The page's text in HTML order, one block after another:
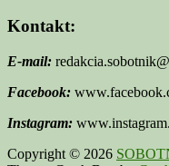
Kontakt:
E-mail:
Facebook:
Instagram:
Copyright © 2026